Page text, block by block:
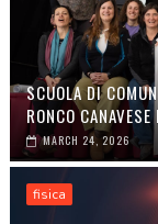
SCUOLA DI
RONCO
MARCH 24, 2026
fisica